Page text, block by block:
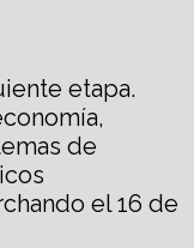
etapa.
de
el 16 de